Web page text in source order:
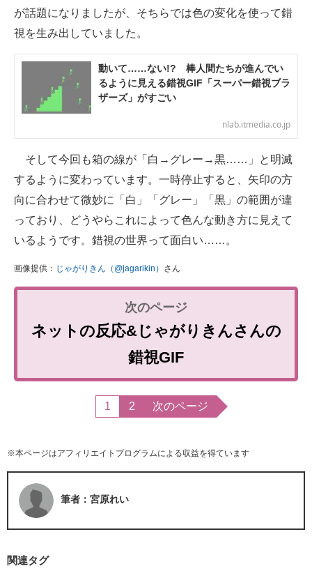
が話題になりましたが、そちらでは色の変化を使って錯
視を生み出していました。
動いて……ない!? 棒人間たちが進んでい
るように見える錯視GIF「スーパー錯視ブラ
ザーズ」がすごい
nlab.itmedia.co.jp
そして今回も箱の線が「白→グレー→黒……」と明滅
するように変わっています。一時停止すると、矢印の方
向に合わせて微妙に「白」「グレー」「黒」の範囲が違
っており、どうやらこれによって色んな動き方に見えて
いるようです。錯視の世界って面白い……。
画像提供： じゃがりきん（@jagarikin） さん
ネットの反応&じゃがりきんさんの
錯視GIF
1 2 次のページ
※本ページはアフィリエイトプログラムによる収益を得ています
筆者：宮原れい
関連タグ